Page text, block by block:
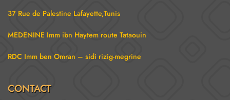
37 Rue de Palestine Lafayette,Tunis
MEDENINE Imm ibn Haytem route Tataouin
RDC Imm ben Omran – sidi rizig-megrine
CONTACT